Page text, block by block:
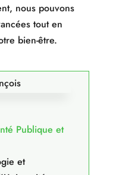
nous pouvons
tout en
bien-être.
Publique et
et